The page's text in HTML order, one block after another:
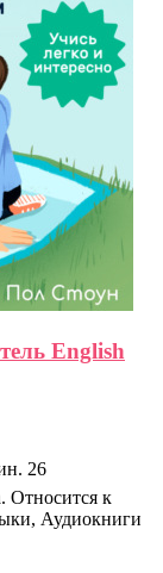
English
26
Относится к
Аудиокниги